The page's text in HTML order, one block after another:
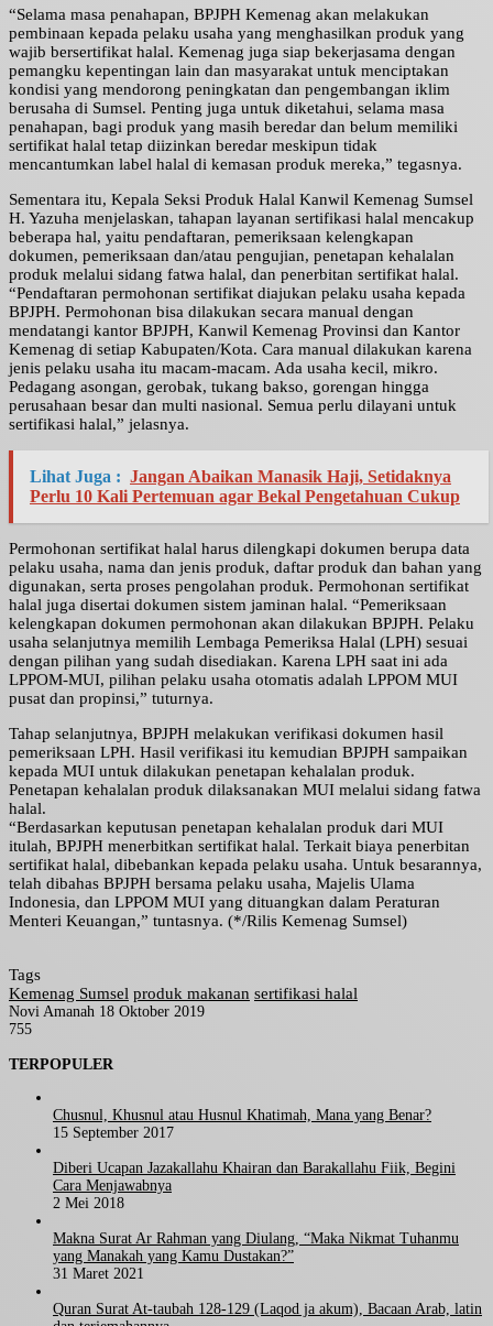
“Selama masa penahapan, BPJPH Kemenag akan melakukan
pembinaan kepada pelaku usaha yang menghasilkan produk yang
wajib bersertifikat halal. Kemenag juga siap bekerjasama dengan
pemangku kepentingan lain dan masyarakat untuk menciptakan
kondisi yang mendorong peningkatan dan pengembangan iklim
berusaha di Sumsel. Penting juga untuk diketahui, selama masa
penahapan, bagi produk yang masih beredar dan belum memiliki
sertifikat halal tetap diizinkan beredar meskipun tidak
mencantumkan label halal di kemasan produk mereka,” tegasnya.
Sementara itu, Kepala Seksi Produk Halal Kanwil Kemenag Sumsel
H. Yazuha menjelaskan, tahapan layanan sertifikasi halal mencakup
beberapa hal, yaitu pendaftaran, pemeriksaan kelengkapan
dokumen, pemeriksaan dan/atau pengujian, penetapan kehalalan
produk melalui sidang fatwa halal, dan penerbitan sertifikat halal.
“Pendaftaran permohonan sertifikat diajukan pelaku usaha kepada
BPJPH. Permohonan bisa dilakukan secara manual dengan
mendatangi kantor BPJPH, Kanwil Kemenag Provinsi dan Kantor
Kemenag di setiap Kabupaten/Kota. Cara manual dilakukan karena
jenis pelaku usaha itu macam-macam. Ada usaha kecil, mikro.
Pedagang asongan, gerobak, tukang bakso, gorengan hingga
perusahaan besar dan multi nasional. Semua perlu dilayani untuk
sertifikasi halal,” jelasnya.
Lihat Juga : Jangan Abaikan Manasik Haji, Setidaknya
Perlu 10 Kali Pertemuan agar Bekal Pengetahuan Cukup
Permohonan sertifikat halal harus dilengkapi dokumen berupa data
pelaku usaha, nama dan jenis produk, daftar produk dan bahan yang
digunakan, serta proses pengolahan produk. Permohonan sertifikat
halal juga disertai dokumen sistem jaminan halal. “Pemeriksaan
kelengkapan dokumen permohonan akan dilakukan BPJPH. Pelaku
usaha selanjutnya memilih Lembaga Pemeriksa Halal (LPH) sesuai
dengan pilihan yang sudah disediakan. Karena LPH saat ini ada
LPPOM-MUI, pilihan pelaku usaha otomatis adalah LPPOM MUI
pusat dan propinsi,” tuturnya.
Tahap selanjutnya, BPJPH melakukan verifikasi dokumen hasil
pemeriksaan LPH. Hasil verifikasi itu kemudian BPJPH sampaikan
kepada MUI untuk dilakukan penetapan kehalalan produk.
Penetapan kehalalan produk dilaksanakan MUI melalui sidang fatwa
halal.
“Berdasarkan keputusan penetapan kehalalan produk dari MUI
itulah, BPJPH menerbitkan sertifikat halal. Terkait biaya penerbitan
sertifikat halal, dibebankan kepada pelaku usaha. Untuk besarannya,
telah dibahas BPJPH bersama pelaku usaha, Majelis Ulama
Indonesia, dan LPPOM MUI yang dituangkan dalam Peraturan
Menteri Keuangan,” tuntasnya. (*/Rilis Kemenag Sumsel)
Tags
Kemenag Sumsel produk makanan sertifikasi halal
Novi Amanah Send
18 Oktober 2019
755
TERPOPULER
Chusnul, Khusnul atau Husnul Khatimah, Mana yang Benar?
15 September 2017
Diberi Ucapan Jazakallahu Khairan dan Barakallahu Fiik, Begini
Cara Menjawabnya
2 Mei 2018
Makna Surat Ar Rahman yang Diulang, “Maka Nikmat Tuhanmu
yang Manakah yang Kamu Dustakan?”
31 Maret 2021
Quran Surat At-taubah 128-129 (Laqod ja akum), Bacaan Arab, latin